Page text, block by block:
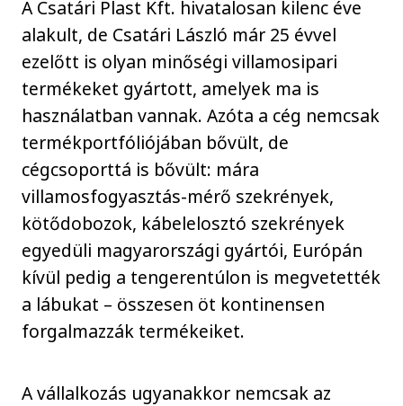
A Csatári Plast Kft. hivatalosan kilenc éve
alakult, de Csatári László már 25 évvel
ezelőtt is olyan minőségi villamosipari
termékeket gyártott, amelyek ma is
használatban vannak. Azóta a cég nemcsak
termékportfóliójában bővült, de
cégcsoporttá is bővült: mára
villamosfogyasztás-mérő szekrények,
kötődobozok, kábelelosztó szekrények
egyedüli magyarországi gyártói, Európán
kívül pedig a tengerentúlon is megvetették
a lábukat – összesen öt kontinensen
forgalmazzák termékeiket.
A vállalkozás ugyanakkor nemcsak az